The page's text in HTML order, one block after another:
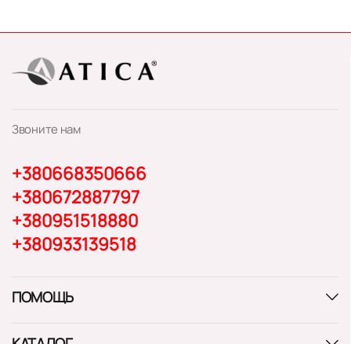
Звоните нам
+380668350666
+380672887797
+380951518880
+380933139518
ПОМОЩЬ